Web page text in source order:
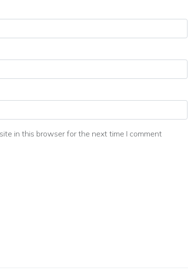
in this browser for the next time I comment